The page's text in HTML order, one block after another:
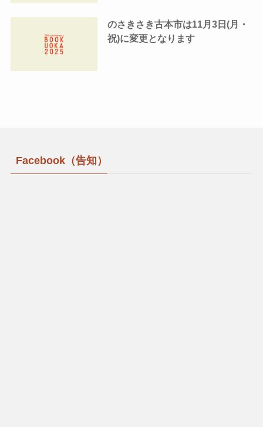
のさきさき古本市は11月3日(月・
祝)に変更となります
Facebook（告知）